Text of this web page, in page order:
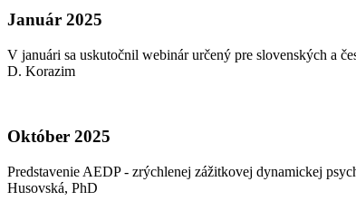
Január 2025
V januári sa uskutočnil webinár určený pre slovenských a
D. Korazim
Október 2025
Predstavenie AEDP - zrýchlenej zážitkovej dynamickej
Husovská, PhD